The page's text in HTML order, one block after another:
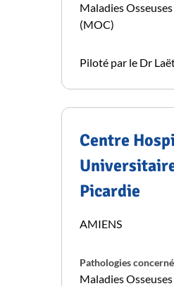
Maladies
(MOC)
Piloté par le Dr
Centre
Picardie
AMIENS
Pathologies
Maladies